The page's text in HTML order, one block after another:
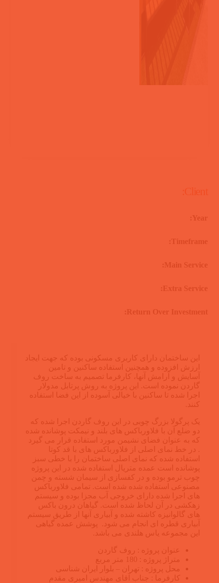
این ساختمان دارای کاربری مسکونی بوده که جهت ایجاد
ارزش افزوده و همچنین استفاده ساکنین و تامین
آسایش و آرامش آنها، کارفرما تصمیم به ساخت روف
گاردن نموده است. این پروژه به روش پرتابل مدولار
اجرا شده تا ساکنین با خیالی آسوده از این فضا استفاده
کنند.
یک پرگولا بزرگ چوبی در این روف گاردن اجرا شده که
دو ضلع آن با فلاورباکس های بلند و نیمکت پوشانده شده
که به عنوان فضای نشیمن مورد استفاده قرار می گیرد
. در خط نمای اصلی از فلاورباکس های با قد کوتا
استفاده شده که نمای اصلی ساختمان را با خطی سبز
پوشانده است عمده متریال استفاده شده در این پروژه
چوب ترمو بوده و در کفسازی از سیمان شسته و چمن
مصنوعی استفاده شده شده است. تمامی فلاورباکس
های اجرا شده دارای خروجی آب مجزا بوده و سیستم
زهکشی در آن لحاظ شده است. گیاهان درون باکس
های گالوانیزه کاشته شده و آبیاری آنها از طریق سیستم
آبیاری قطره ای انجام می شود. پوشش عمده گیاهی
این مجموعه یاس هلندی می باشد.
عنوان پروژه : روف گاردن
متراژ پروژه : 180 متر مربع
محل پروژه : تهران – بلوار ایران شناسی
کارفرما : جناب آقای مهندس امیری مقدم